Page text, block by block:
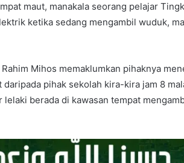
maut, manakala seorang pelajar
ketika sedang mengambil wuduk,
Mihos memaklumkan pihaknya
pihak sekolah kira-kira jam 8
berada di kawasan tempat